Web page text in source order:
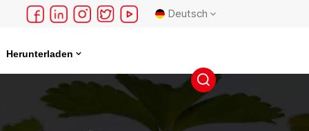
Deutsch
English
Herunterladen